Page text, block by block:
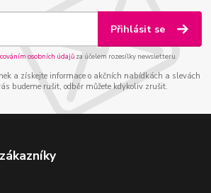
Přihlásit se
osobních údajůza účelem rozesílky newsletteru.
a získejte informace o akčních nabídkách a slevách
budeme rušit, odběr můžete kdykoliv zrušit.